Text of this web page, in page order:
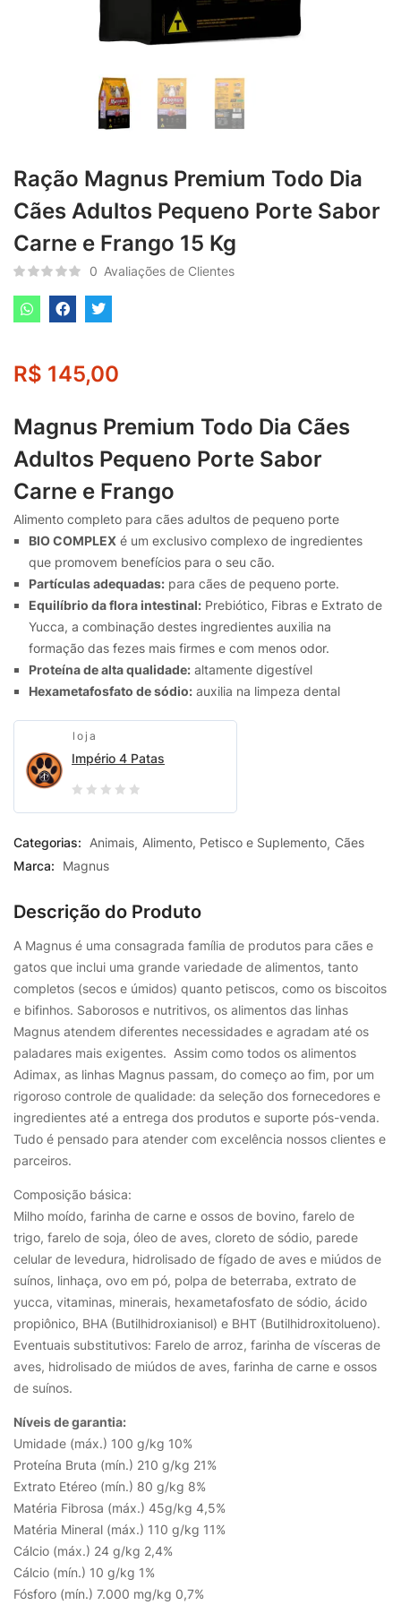
Ração Magnus Premium Todo Dia
Cães Adultos Pequeno Porte Sabor
Carne e Frango 15 Kg
0 Avaliações de Clientes
R$ 145,00
Magnus Premium Todo Dia Cães
Adultos Pequeno Porte Sabor
Carne e Frango
Alimento completo para cães adultos de pequeno porte
BIO COMPLEX é um exclusivo complexo de ingredientes
que promovem benefícios para o seu cão.
Partículas adequadas: para cães de pequeno porte.
Equilíbrio da flora intestinal: Prebiótico, Fibras e Extrato de
Yucca, a combinação destes ingredientes auxilia na
formação das fezes mais firmes e com menos odor.
Proteína de alta qualidade: altamente digestível
Hexametafosfato de sódio: auxilia na limpeza dental
loja
Império 4 Patas
0
of
5
Categorias: Animais Alimento, Petisco e Suplemento Cães
Marca:
Magnus
Descrição do Produto
A Magnus é uma consagrada família de produtos para cães e
gatos que inclui uma grande variedade de alimentos, tanto
completos (secos e úmidos) quanto petiscos, como os biscoitos
e bifinhos. Saborosos e nutritivos, os alimentos das linhas
Magnus atendem diferentes necessidades e agradam até os
paladares mais exigentes. Assim como todos os alimentos
Adimax, as linhas Magnus passam, do começo ao fim, por um
rigoroso controle de qualidade: da seleção dos fornecedores e
ingredientes até a entrega dos produtos e suporte pós-venda.
Tudo é pensado para atender com excelência nossos clientes e
parceiros.
Composição básica:
Milho moído, farinha de carne e ossos de bovino, farelo de
trigo, farelo de soja, óleo de aves, cloreto de sódio, parede
celular de levedura, hidrolisado de fígado de aves e miúdos de
suínos, linhaça, ovo em pó, polpa de beterraba, extrato de
yucca, vitaminas, minerais, hexametafosfato de sódio, ácido
propiônico, BHA (Butilhidroxianisol) e BHT (Butilhidroxitolueno).
Eventuais substitutivos: Farelo de arroz, farinha de vísceras de
aves, hidrolisado de miúdos de aves, farinha de carne e ossos
de suínos.
Níveis de garantia:
Umidade (máx.) 100 g/kg 10%
Proteína Bruta (mín.) 210 g/kg 21%
Extrato Etéreo (mín.) 80 g/kg 8%
Matéria Fibrosa (máx.) 45g/kg 4,5%
Matéria Mineral (máx.) 110 g/kg 11%
Cálcio (máx.) 24 g/kg 2,4%
Cálcio (mín.) 10 g/kg 1%
Fósforo (mín.) 7.000 mg/kg 0,7%